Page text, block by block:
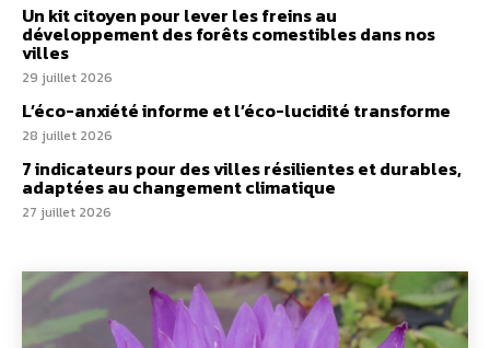
Un kit citoyen pour lever les freins au
développement des forêts comestibles dans nos
villes
29 juillet 2026
L’éco-anxiété informe et l’éco-lucidité transforme
28 juillet 2026
7 indicateurs pour des villes résilientes et durables,
adaptées au changement climatique
27 juillet 2026